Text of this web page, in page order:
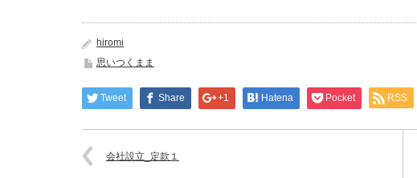
hiromi
思いつくまま
Tweet Share +1 Hatena Pocket RSS
会社設立_定款１